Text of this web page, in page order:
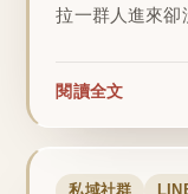
拉一群人進來卻
閱讀全文